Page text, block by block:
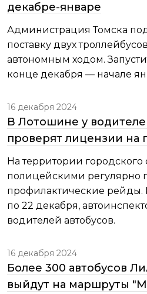
декабре-январе
Администрация Томска
поставку двух
автономным ходом.
конце декабря — начале
16 декабря 2024
В Лотошине у
проверят лицензии на
На территории
полицейскими регулярно
профилактические рейды.
по 22 декабря,
водителей автобусов.
16 декабря 2024
Более 300 автобусов
выйдут на маршруты